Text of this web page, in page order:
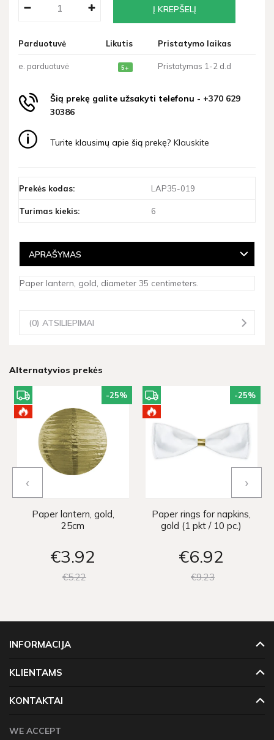
Parduotuvė Likutis Pristatymo laikas
e. parduotuvė 5+ Pristatymas 1-2 d.d
Šią prekę galite užsakyti telefonu - +370 629
30386
Turite klausimų apie šią prekę? Klauskite
Prekės kodas: LAP35-019
Turimas kiekis: 6
APRAŠYMAS
Paper lantern, gold, diameter 35 centimeters.
(0) ATSILIEPIMAI
Alternatyvios prekės
-25%
Paper lantern, gold,
25cm
€3 92
€522
-25%
Paper rings for napkins,
gold (1 pkt / 10 pc.)
€6 92
€923
‹ ›
INFORMACIJA
KLIENTAMS
KONTAKTAI
WE ACCEPT